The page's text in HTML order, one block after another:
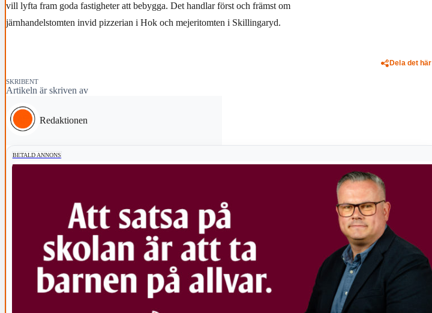
vill lyfta fram goda fastigheter att bebygga. Det handlar först och främst om
järnhandelstomten invid pizzerian i Hok och mejeritomten i Skillingaryd.
Dela det här
SKRIBENT
Artikeln är skriven av
Redaktionen
BETALD ANNONS